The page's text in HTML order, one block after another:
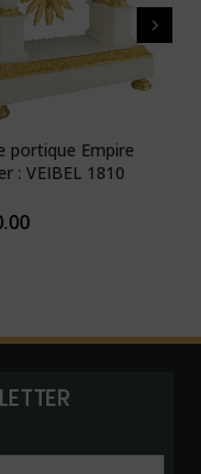
portique Empire
: VEIBEL 1810